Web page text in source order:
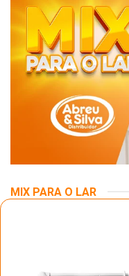
MIX PARA O LAR